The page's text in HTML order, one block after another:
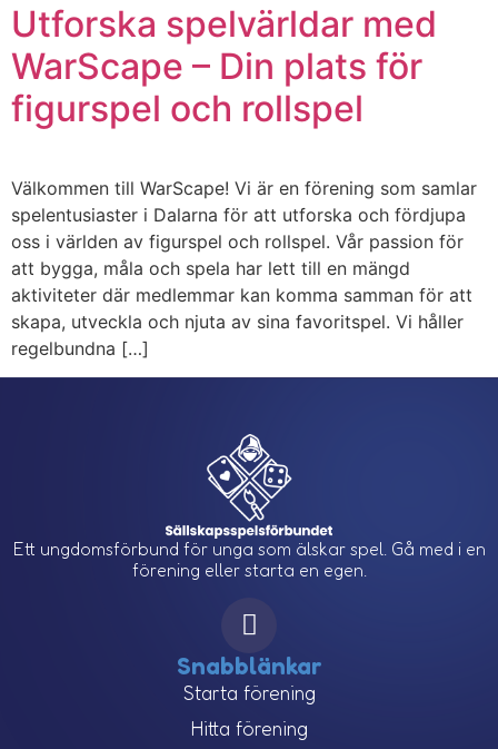
Utforska spelvärldar med
WarScape – Din plats för
figurspel och rollspel
Välkommen till WarScape! Vi är en förening som samlar
spelentusiaster i Dalarna för att utforska och fördjupa
oss i världen av figurspel och rollspel. Vår passion för
att bygga, måla och spela har lett till en mängd
aktiviteter där medlemmar kan komma samman för att
skapa, utveckla och njuta av sina favoritspel. Vi håller
regelbundna […]
Ett ungdomsförbund för unga som älskar spel. Gå med i en
förening eller starta en egen.
Snabblänkar
Starta förening
Hitta förening